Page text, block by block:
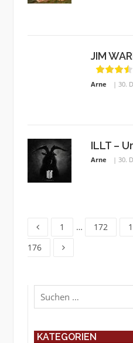
JIM
Arne 30.
ILLT –
Arne 30.
Page
1 … Page
172
176
Suchen
nach:
KATEGORIEN